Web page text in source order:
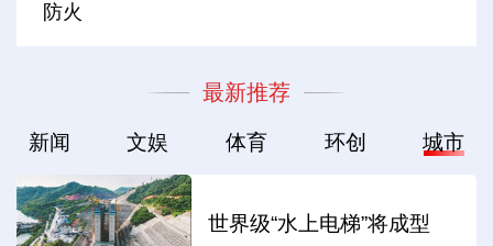
防火
最新推荐
新闻 文娱 体育 环创 城市
世界级“水上电梯”将成型